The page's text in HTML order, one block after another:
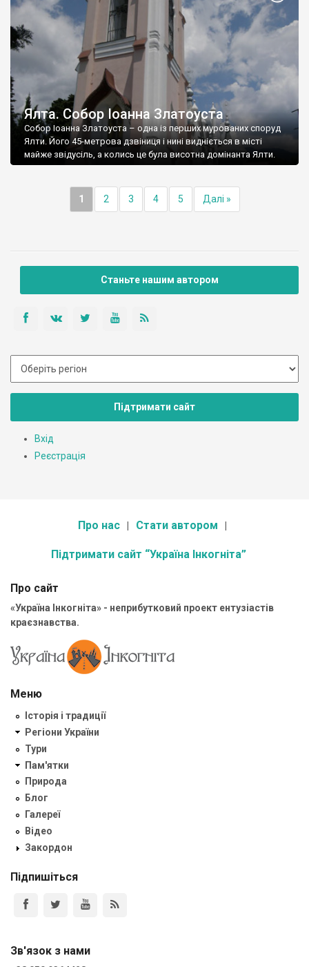
Ялта. Собор Іоанна Златоуста
Собор Іоанна Златоуста – одна із перших мурованих споруд
Ялти. Його 45-метрова дзвіниця і нині видніється в місті
майже звідусіль, а колись це була висотна домінанта Ялти.
1 2 3 4 5 Далі »
Станьте нашим автором
Підтримати сайт
Вхід
Реєстрація
Про нас Стати автором
Підтримати сайт “Україна Інкогніта”
Про сайт
«Україна Інкогніта» - неприбутковий проект ентузіастів
краєзнавства.
Меню
Історія і традиції
Регіони України
Тури
Пам'ятки
Природа
Блог
Галереї
Відео
Закордон
Підпишіться
Зв'язок з нами